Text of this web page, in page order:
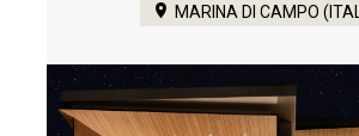
MARINA DI CAMPO